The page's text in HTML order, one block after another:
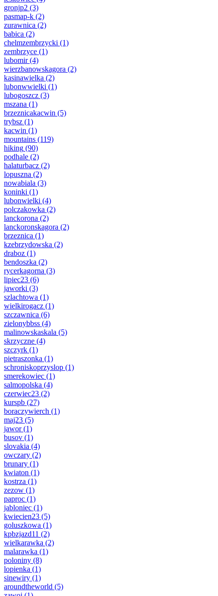
gronjp2 (3)
pasmap-k (2)
zurawnica (2)
babica (2)
chelmzembrzycki (1)
zembrzyce (1)
lubomir(4)
wierzbanowskagora (2)
kasinawielka (2)
lubonwwielki (1)
lubogoszcz (3)
mszana (1)
brzeznicakacwin (5)
trybsz (1)
kacwin (1)
mountains (119)
hiking (90)
podhale (2)
halaturbacz (2)
lopuszna (2)
nowabiala (3)
koninki (1)
lubonwielki (4)
polczakowka (2)
lanckorona (2)
lanckoronskagora (2)
brzeznica (1)
kzebrzydowska (2)
draboz (1)
bendoszka (2)
rycerkagorna (3)
lipiec23 (6)
jaworki (3)
szlachtowa (1)
wielkirogacz (1)
szczawnica (6)
zielonybbss (4)
malinowskaskala (5)
skrzyczne (4)
szczyrk (1)
pietraszonka (1)
schroniskoprzyslop (1)
smerekowiec (1)
salmopolska (4)
czerwiec23 (2)
kurspb (27)
boraczywierch (1)
maj23 (5)
jawor(1)
busov (1)
slovakia (4)
owczary (2)
brunary (1)
kwiaton (1)
kostrza (1)
zezow (1)
paproc (1)
jabloniec (1)
kwiecien23 (5)
goluszkowa (1)
kpbzjazd11 (2)
wielkarawka (2)
malarawka (1)
poloniny (8)
lopienka (1)
sinewiry (1)
aroundtheworld (5)